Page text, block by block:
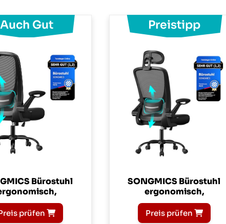
Bürostuhl
prüfen
SONGMICS Bürostuhl
ergonomisch,
Preis prüfen